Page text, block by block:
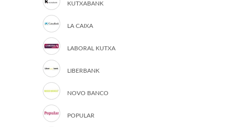
KUTXABANK
LA CAIXA
LABORAL KUTXA
LIBERBANK
NOVO BANCO
POPULAR